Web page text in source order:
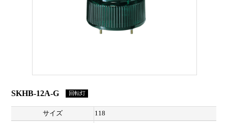
SKHB-12A-G 回転灯
サイズ
118